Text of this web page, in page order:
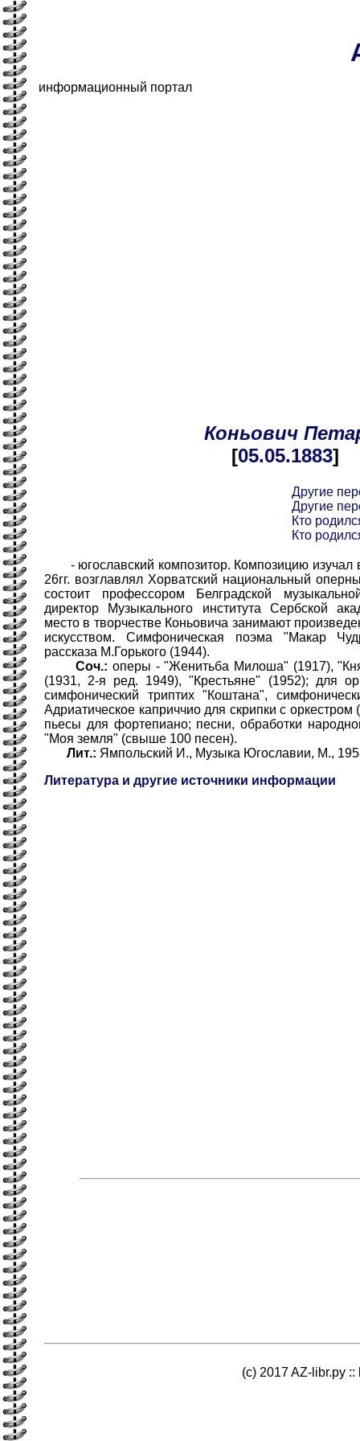
информационный портал
Коньович
[05.05.1883]
Другие
Другие
Кто
Кто
- югославский композитор. Композицию изучал
26гг. возглавлял Хорватский национальный
состоит профессором Белградской
директор Музыкального института Сербской
место в творчестве Коньовича занимают
искусством. Симфоническая поэма "Макар
рассказа М.Горького (1944).
Соч.: оперы - "Женитьба Милоша" (1917),
(1931, 2-я ред. 1949), "Крестьяне" (1952); для
симфонический триптих "Коштана",
Адриатическое каприччио для скрипки с оркестром
пьесы для фортепиано; песни, обработки
"Моя земля" (свыше 100 песен).
Лит.: Ямпольский И., Музыка Югославии, М.,
Литература и другие источники информации
(c) 2017 AZ-libr.ру ::